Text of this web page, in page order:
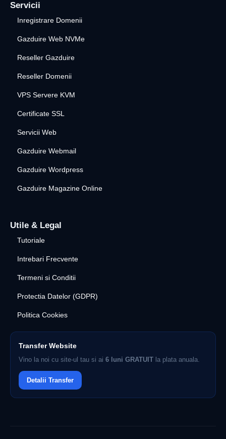
Servicii
Inregistrare Domenii
Gazduire Web NVMe
Reseller Gazduire
Reseller Domenii
VPS Servere KVM
Certificate SSL
Servicii Web
Gazduire Webmail
Gazduire Wordpress
Gazduire Magazine Online
Utile & Legal
Tutoriale
Intrebari Frecvente
Termeni si Conditii
Protectia Datelor (GDPR)
Politica Cookies
Transfer Website
Vino la noi cu site-ul tau si ai 6 luni GRATUIT la plata anuala.
Detalii Transfer